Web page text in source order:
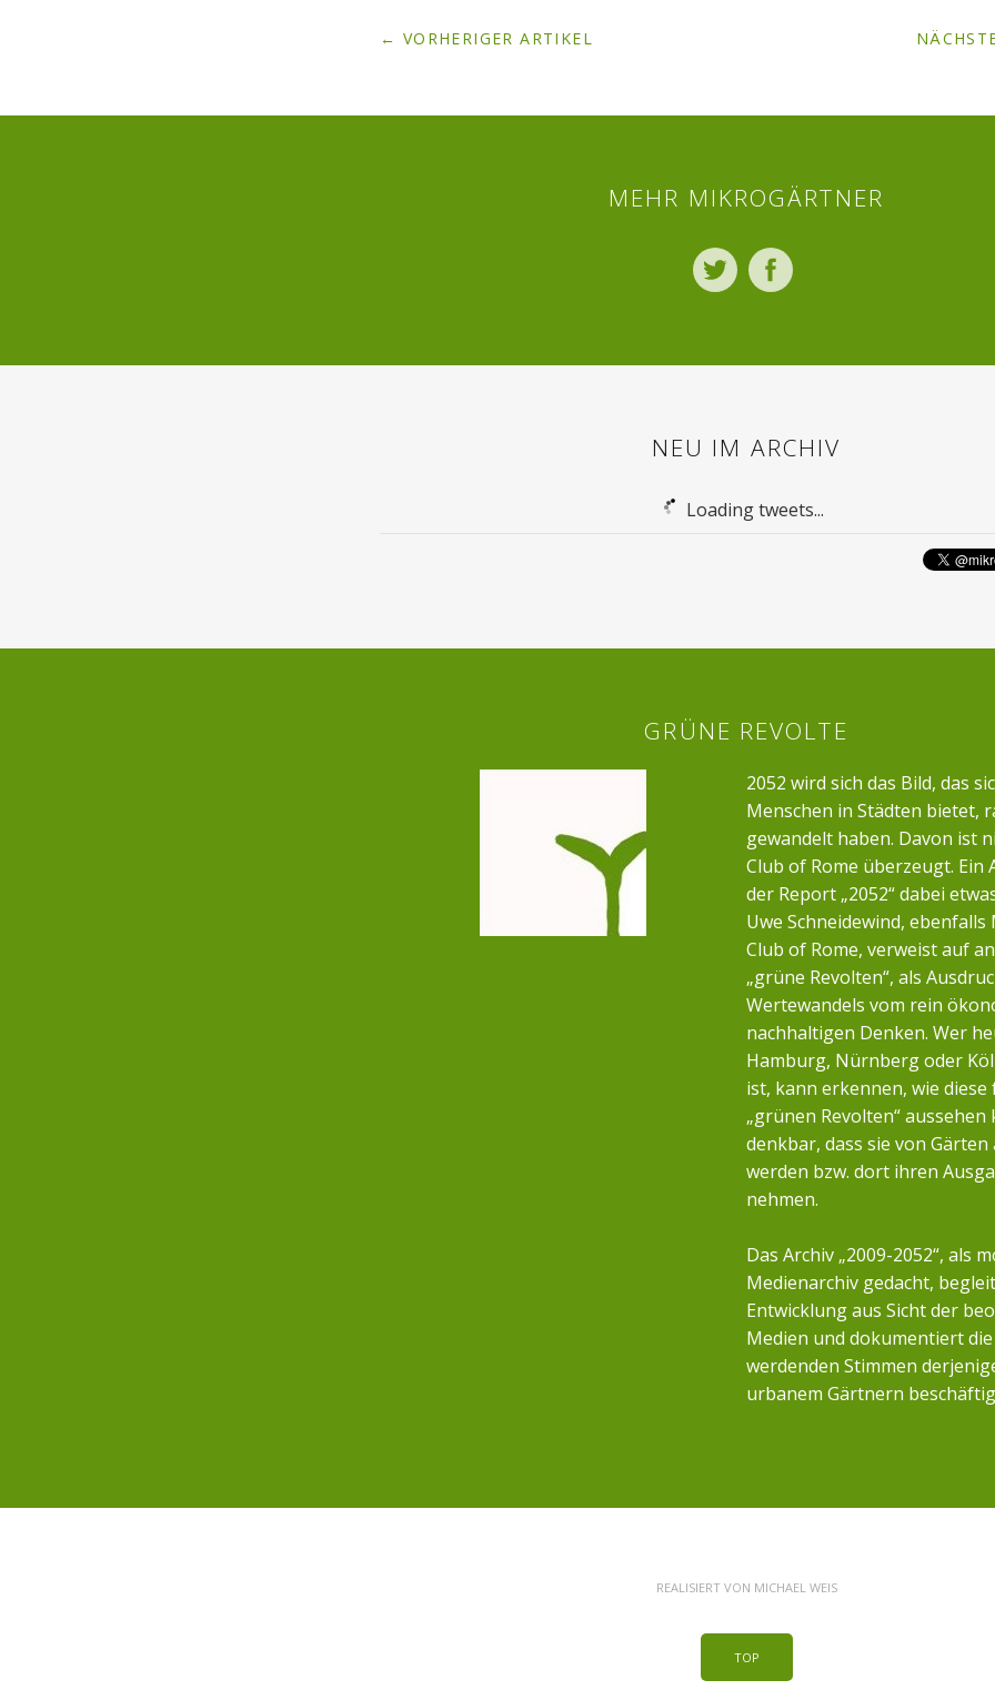
← VORHERIGER ARTIKEL
MEHR MIKROGÄRTNER
Twitter
NEU IM ARCHIV
Loading tweets...
GRÜNE REVOLTE
2052 wird sich das Bild, das
Menschen in Städten bietet,
gewandelt haben. Davon ist
Club of Rome überzeugt. Ein
der Report „2052“ dabei
Uwe Schneidewind, ebenfalls
Club of Rome, verweist auf
„grüne Revolten“, als
Wertewandels vom rein
nachhaltigen Denken. Wer
Hamburg, Nürnberg oder
ist, kann erkennen, wie diese
„grünen Revolten“ aussehen
denkbar, dass sie von
werden bzw. dort ihren
nehmen.
Das Archiv „2009-2052“, als
Medienarchiv gedacht,
Entwicklung aus Sicht der
Medien und dokumentiert
werdenden Stimmen
urbanem Gärtnern
REALISIERT VON MICHAEL WEIS
TOP